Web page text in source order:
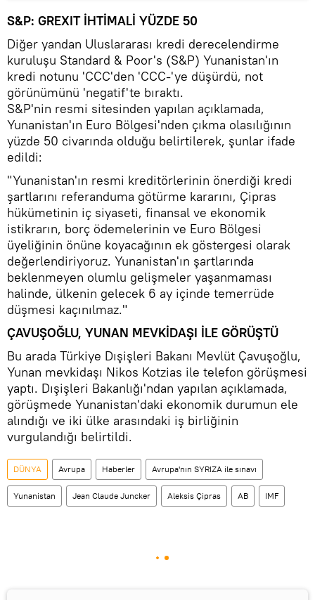
S&P: GREXIT İHTİMALİ YÜZDE 50
Diğer yandan Uluslararası kredi derecelendirme
kuruluşu Standard & Poor's (S&P) Yunanistan'ın
kredi notunu 'CCC'den 'CCC-'ye düşürdü, not
görünümünü 'negatif'te bıraktı.
S&P'nin resmi sitesinden yapılan açıklamada,
Yunanistan'ın Euro Bölgesi'nden çıkma olasılığının
yüzde 50 civarında olduğu belirtilerek, şunlar ifade
edildi:
"Yunanistan'ın resmi kreditörlerinin önerdiği kredi
şartlarını referanduma götürme kararını, Çipras
hükümetinin iç siyaseti, finansal ve ekonomik
istikrarın, borç ödemelerinin ve Euro Bölgesi
üyeliğinin önüne koyacağının ek göstergesi olarak
değerlendiriyoruz. Yunanistan'ın şartlarında
beklenmeyen olumlu gelişmeler yaşanmaması
halinde, ülkenin gelecek 6 ay içinde temerrüde
düşmesi kaçınılmaz."
ÇAVUŞOĞLU, YUNAN MEVKİDAŞI İLE GÖRÜŞTÜ
Bu arada Türkiye Dışişleri Bakanı Mevlüt Çavuşoğlu,
Yunan mevkidaşı Nikos Kotzias ile telefon görüşmesi
yaptı. Dışişleri Bakanlığı'ndan yapılan açıklamada,
görüşmede Yunanistan'daki ekonomik durumun ele
alındığı ve iki ülke arasındaki iş birliğinin
vurgulandığı belirtildi.
DÜNYA Avrupa Haberler Avrupa'nın SYRIZA ile sınavı
Yunanistan Jean Claude Juncker Aleksis Çipras AB IMF